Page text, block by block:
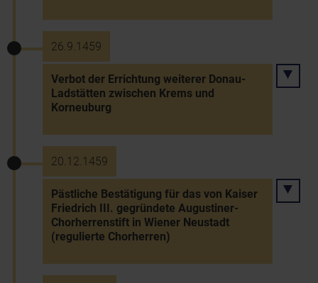
26.9.1459
Verbot der Errichtung weiterer Donau-
Ladstätten zwischen Krems und
Korneuburg
20.12.1459
Pästliche Bestätigung für das von Kaiser
Friedrich III. gegründete Augustiner-
Chorherrenstift in Wiener Neustadt
(regulierte Chorherren)